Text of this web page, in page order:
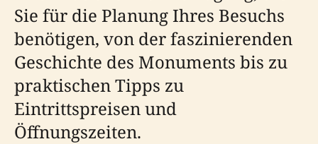
Sie für die Planung Ihres Besuchs
benötigen, von der faszinierenden
Geschichte des Monuments bis zu
praktischen Tipps zu
Eintrittspreisen und
Öffnungszeiten.